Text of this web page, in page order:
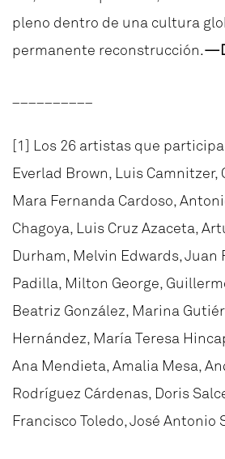
pleno dentro de una cultura
permanente reconstrucción.
[1] Los 26 artistas que
Everlad Brown, Luis Camnitzer,
Mara Fernanda Cardoso,
Chagoya, Luis Cruz Azaceta,
Durham, Melvin Edwards, Juan
Padilla, Milton George,
Beatriz González, Marina
Hernández, María Teresa
Ana Mendieta, Amalia Mesa,
Rodríguez Cárdenas, Doris
Francisco Toledo, José Antonio